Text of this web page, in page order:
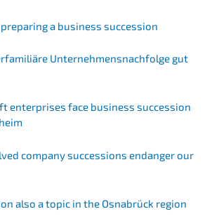
a business succession
Unternehmens­nachfolge gut
enter­pri­ses face business succes­si­on
compa­ny succes­si­ons endan­ger our
also a topic in the Osnabrück region